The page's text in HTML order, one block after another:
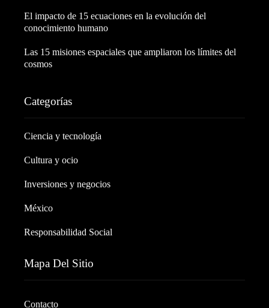
El impacto de 15 ecuaciones en la evolución del
conocimiento humano
Las 15 misiones espaciales que ampliaron los límites del
cosmos
Categorías
Ciencia y tecnología
Cultura y ocio
Inversiones y negocios
México
Responsabilidad Social
Mapa Del Sitio
Contacto